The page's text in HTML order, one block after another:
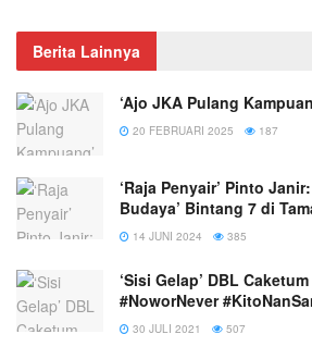
Berita Lainnya
‘Ajo JKA Pulang
20 FEBRUARI 2025 187
‘Raja Penyair’ Pinto
Budaya’ Bintang 7 di
14 JUNI 2024 385
‘Sisi Gelap’ DBL
#NoworNever
30 JULI 2021 507